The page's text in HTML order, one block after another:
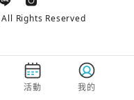
活動 我的
Rights Reserved